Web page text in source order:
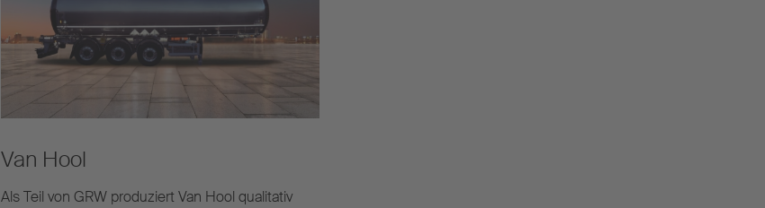
Van Hool
Als Teil von GRW produziert Van Hool qualitativ